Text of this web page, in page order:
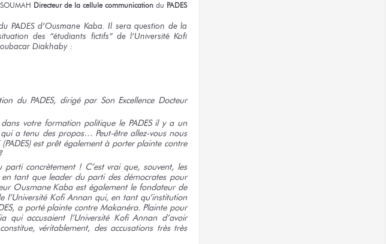
Directeur de la cellulecommunication du PADES
d’Ousmane Kaba. Il sera question de la
des “étudiants fictifs” de l’Université Kofi
Diakhaby :
du PADES, dirigé par Son Excellence Docteur
votre formation politique le PADES il y a un
a tenu des propos… Peut-être allez-vous nous
est prêt également à porter plainte contre
concrètement ! C’est vrai que, souvent, les
tant que leader du parti des démocrates pour
Ousmane Kaba est également le fondateur de
l’Université Kofi Annan qui, en tant qu’institution
a porté plainte contre Makanéra. Plainte pour
accusaient l’Université Kofi Annan d’avoir
véritablement, des accusations très très